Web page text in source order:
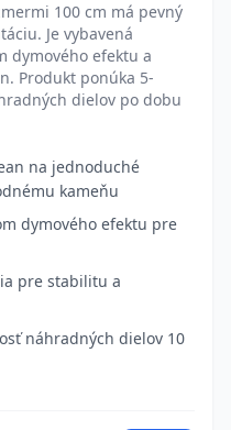
100 cm má pevný
Je vybavená
dymového efektu a
Produkt ponúka 5-
dielov po dobu
na jednoduché
kameňu
dymového efektu pre
pre stabilitu a
náhradných dielov 10